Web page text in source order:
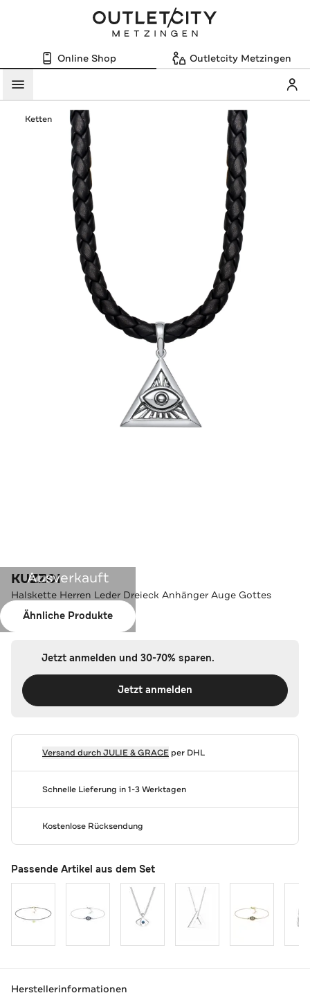
Online Shop Outletcity Metzingen
Menü
Ketten
Ausverkauft
Ähnliche Produkte
KUZZOI
Halskette Herren Leder Dreieck Anhänger Auge Gottes
Farbe:Silber
Jetzt anmelden und 30-70% sparen.
Jetzt anmelden
Versand durchJULIE & GRACEper DHL
Schnelle Lieferung in 1-3 Werktagen
Kostenlose Rücksendung
Passende Artikel aus dem Set
Herstellerinformationen